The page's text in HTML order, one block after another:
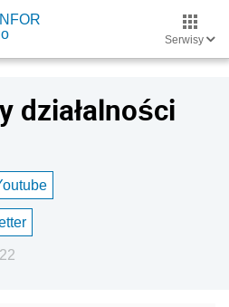
Serwisy
działalności